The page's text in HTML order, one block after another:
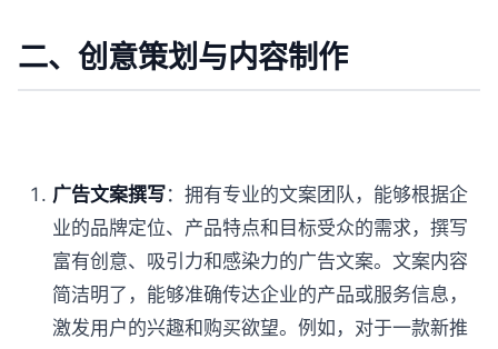
二、创意策划与内容制作
广告文案撰写：拥有专业的文案团队，能够根据企
业的品牌定位、产品特点和目标受众的需求，撰写
富有创意、吸引力和感染力的广告文案。文案内容
简洁明了，能够准确传达企业的产品或服务信息，
激发用户的兴趣和购买欲望。例如，对于一款新推